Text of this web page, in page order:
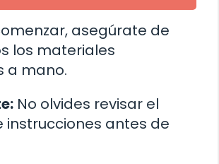
asegúrate de
los materiales
a mano.
No olvides revisar el
instrucciones antes de